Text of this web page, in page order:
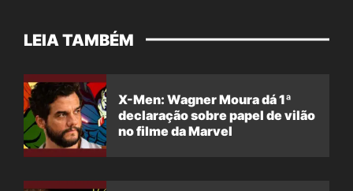
LEIA TAMBÉM
X-Men: Wagner Moura dá 1ª
declaração sobre papel de vilão
no filme da Marvel